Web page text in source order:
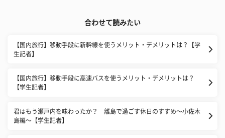
合わせて読みたい
【国内旅行】移動手段に新幹線を使うメリット・デメリットは？【学
生記者】
【国内旅行】移動手段に高速バスを使うメリット・デメリットは？
【学生記者】
君はもう瀬戸内を味わったか？ 離島で過ごす休日のすすめ〜小佐木
島編〜【学生記者】